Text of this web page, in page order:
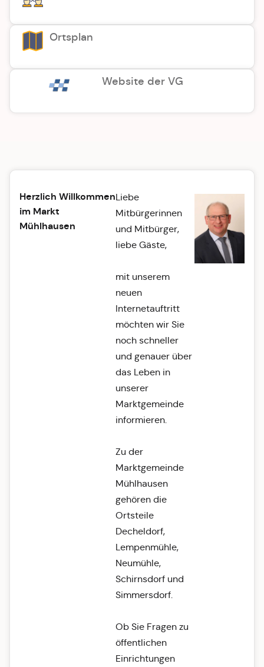
Ortsplan
Website der VG
Herzlich Willkommen
im Markt
Mühlhausen
Liebe
Mitbürgerinnen
und Mitbürger,
liebe Gäste,
mit unserem
neuen
Internetauftritt
möchten wir Sie
noch schneller
und genauer über
das Leben in
unserer
Marktgemeinde
informieren.
Zu der
Marktgemeinde
Mühlhausen
gehören die
Ortsteile
Decheldorf,
Lempenmühle,
Neumühle,
Schirnsdorf und
Simmersdorf.
Ob Sie Fragen zu
öffentlichen
Einrichtungen